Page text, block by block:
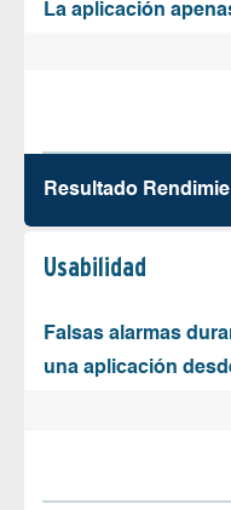
La aplicación
Resultado
Usabilidad
Falsas alarmas
una aplicación